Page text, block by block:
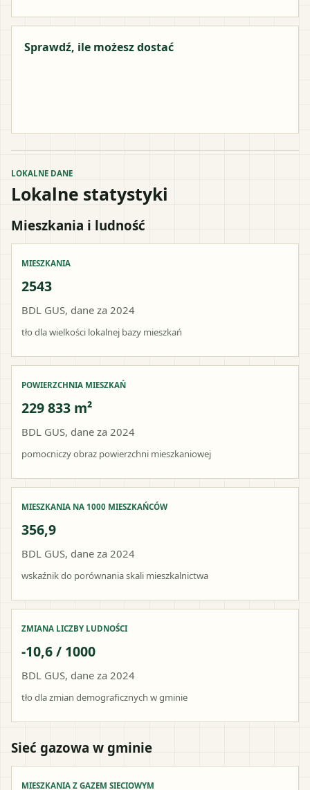
Sprawdź, ile możesz dostać
LOKALNE DANE
Lokalne statystyki
Mieszkania i ludność
MIESZKANIA
2543
BDL GUS, dane za 2024
tło dla wielkości lokalnej bazy mieszkań
POWIERZCHNIA MIESZKAŃ
229 833 m²
BDL GUS, dane za 2024
pomocniczy obraz powierzchni mieszkaniowej
MIESZKANIA NA 1000 MIESZKAŃCÓW
356,9
BDL GUS, dane za 2024
wskaźnik do porównania skali mieszkalnictwa
ZMIANA LICZBY LUDNOŚCI
-10,6 / 1000
BDL GUS, dane za 2024
tło dla zmian demograficznych w gminie
Sieć gazowa w gminie
MIESZKANIA Z GAZEM SIECIOWYM